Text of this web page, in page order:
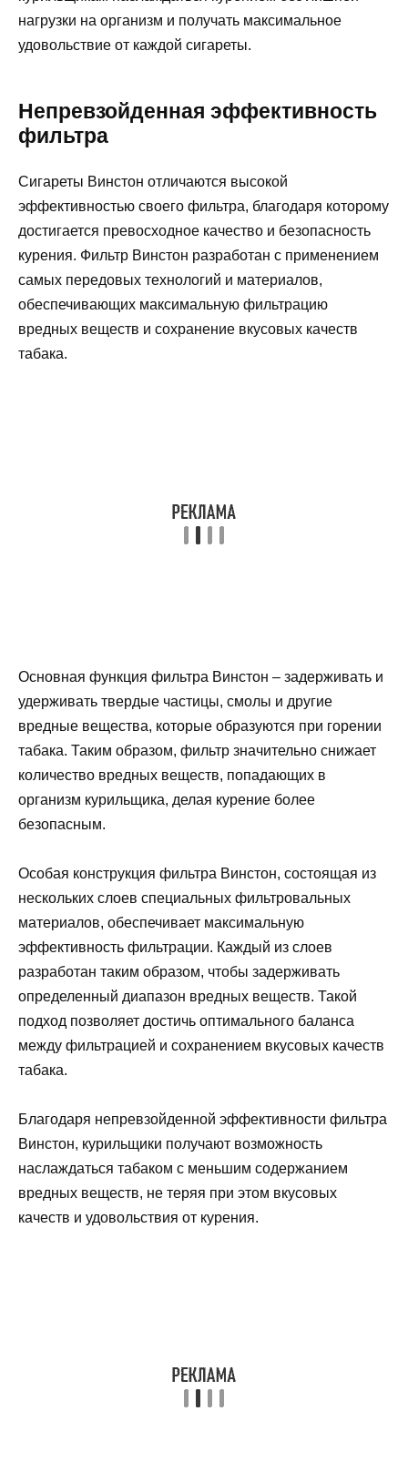
нагрузки на организм и получать максимальное
удовольствие от каждой сигареты.
Непревзойденная эффективность
фильтра
Сигареты Винстон отличаются высокой
эффективностью своего фильтра, благодаря которому
достигается превосходное качество и безопасность
курения. Фильтр Винстон разработан с применением
самых передовых технологий и материалов,
обеспечивающих максимальную фильтрацию
вредных веществ и сохранение вкусовых качеств
табака.
Основная функция фильтра Винстон – задерживать и
удерживать твердые частицы, смолы и другие
вредные вещества, которые образуются при горении
табака. Таким образом, фильтр значительно снижает
количество вредных веществ, попадающих в
организм курильщика, делая курение более
безопасным.
Особая конструкция фильтра Винстон, состоящая из
нескольких слоев специальных фильтровальных
материалов, обеспечивает максимальную
эффективность фильтрации. Каждый из слоев
разработан таким образом, чтобы задерживать
определенный диапазон вредных веществ. Такой
подход позволяет достичь оптимального баланса
между фильтрацией и сохранением вкусовых качеств
табака.
Благодаря непревзойденной эффективности фильтра
Винстон, курильщики получают возможность
наслаждаться табаком с меньшим содержанием
вредных веществ, не теряя при этом вкусовых
качеств и удовольствия от курения.